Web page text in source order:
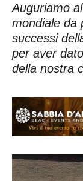
Auguriamo
mondiale da
successi
per aver
della nostra